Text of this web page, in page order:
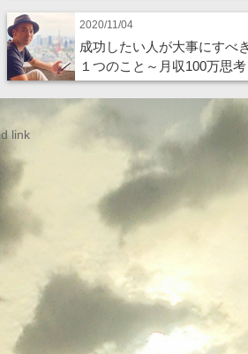
2020/11/04
成功したい人が大事にすべ
１つのこと～月収100万思考
link